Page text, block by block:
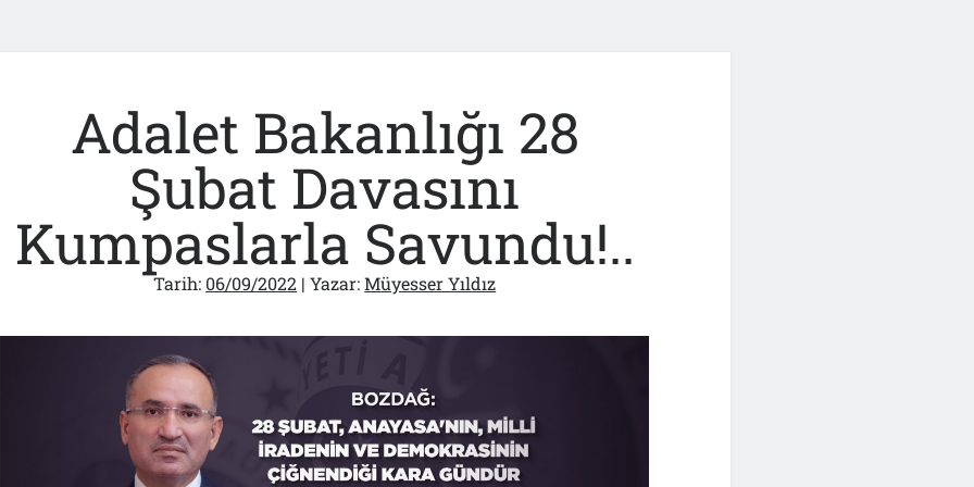
Adalet Bakanlığı 28
Şubat Davasını
Kumpaslarla Savundu!..
Tarih: 06/09/2022 | Yazar:Müyesser Yıldız